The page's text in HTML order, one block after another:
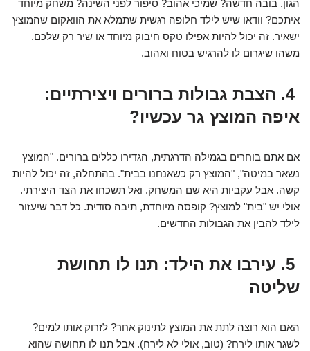
הגון. בובה חדשה? שמיכי אהוב? סיפור לפני השינה? משחק מיוחד
איתכם? וודאו שיש לילד חלופה רגשית שתמלא את הוואקום שהמוצץ
ישאיר. זה יכול להיות אפילו טקס חיבוק מיוחד או שיר רק שלכם.
משהו שיגרום לו להרגיש בטוח ואהוב.
4. הצבת גבולות ברורים ויצירתיים:
איפה המוצץ גר עכשיו?
אם אתם בוחרים בגמילה הדרגתית, הגדירו כללים ברורים. "המוצץ
נשאר במיטה", "המוצץ רק כשאנחנו בבית". בהתחלה, זה יכול להיות
קשה. אבל עקביות היא שם המשחק. ואל תשכחו את הצד היצירתי.
אולי יש "בית" למוצץ? קופסה מיוחדת, תיבה סודית. כל דבר שיעזור
לילד להבין את הגבולות החדשים.
5. עירבו את הילד: תנו לו תחושת
שליטה
האם הוא רוצה לתת את המוצץ לתינוק אחר? לזרוק אותו למים?
לשגר אותו לירח? (טוב, אולי לא לירח). אבל תנו לו תחושה שהוא